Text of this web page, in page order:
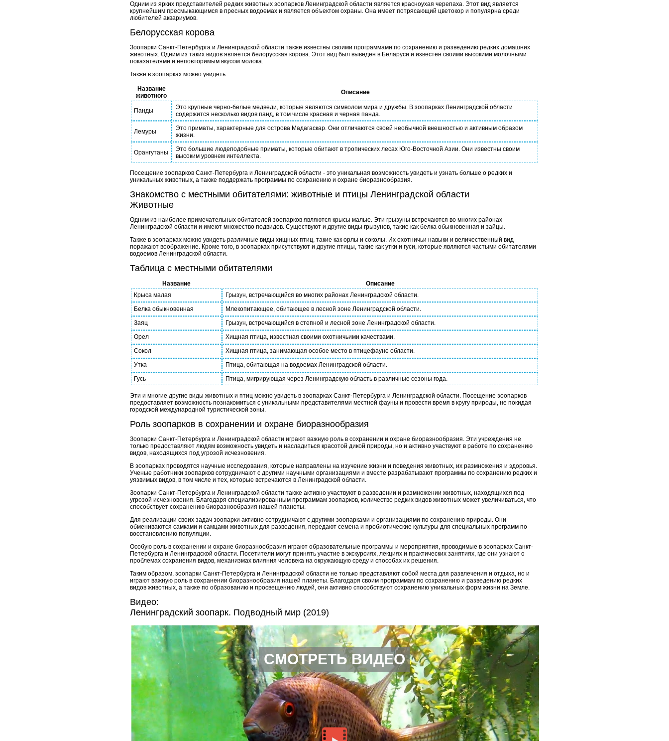
Одним из ярких представителей редких животных зоопарков Ленинградской области является красноухая черепаха. Этот вид является
крупнейшим пресмыкающимся в пресных водоемах и является объектом охраны. Она имеет потрясающий цветокор и популярна среди
любителей аквариумов.
Белорусская корова
Зоопарки Санкт-Петербурга и Ленинградской области также известны своими программами по сохранению и разведению редких домашних
животных. Одним из таких видов является белорусская корова. Этот вид был выведен в Беларуси и известен своими высокими молочными
показателями и неповторимым вкусом молока.
Также в зоопарках можно увидеть:
Название
животного
Описание
Панды
Это крупные черно-белые медведи, которые являются символом мира и дружбы. В зоопарках Ленинградской области
содержится несколько видов панд, в том числе красная и черная панда.
Лемуры
Это приматы, характерные для острова Мадагаскар. Они отличаются своей необычной внешностью и активным образом
жизни.
Орангутаны
Это большие людеподобные приматы, которые обитают в тропических лесах Юго-Восточной Азии. Они известны своим
высоким уровнем интеллекта.
Посещение зоопарков Санкт-Петербурга и Ленинградской области - это уникальная возможность увидеть и узнать больше о редких и
уникальных животных, а также поддержать программы по сохранению и охране биоразнообразия.
Знакомство с местными обитателями: животные и птицы Ленинградской области
Животные
Одним из наиболее примечательных обитателей зоопарков являются крысы малые. Эти грызуны встречаются во многих районах
Ленинградской области и имеют множество подвидов. Существуют и другие виды грызунов, такие как белка обыкновенная и зайцы.
Также в зоопарках можно увидеть различные виды хищных птиц, такие как орлы и соколы. Их охотничьи навыки и величественный вид
поражают воображение. Кроме того, в зоопарках присутствуют и другие птицы, такие как утки и гуси, которые являются частыми обитателями
водоемов Ленинградской области.
Таблица с местными обитателями
Название
Описание
Крыса малая
Грызун, встречающийся во многих районах Ленинградской области.
Белка обыкновенная
Млекопитающее, обитающее в лесной зоне Ленинградской области.
Заяц
Грызун, встречающийся в степной и лесной зоне Ленинградской области.
Орел
Хищная птица, известная своими охотничьими качествами.
Сокол
Хищная птица, занимающая особое место в птицефауне области.
Утка
Птица, обитающая на водоемах Ленинградской области.
Гусь
Птица, мигрирующая через Ленинградскую область в различные сезоны года.
Эти и многие другие виды животных и птиц можно увидеть в зоопарках Санкт-Петербурга и Ленинградской области. Посещение зоопарков
предоставляет возможность познакомиться с уникальными представителями местной фауны и провести время в кругу природы, не покидая
городской международной туристической зоны.
Роль зоопарков в сохранении и охране биоразнообразия
Зоопарки Санкт-Петербурга и Ленинградской области играют важную роль в сохранении и охране биоразнообразия. Эти учреждения не
только предоставляют людям возможность увидеть и насладиться красотой дикой природы, но и активно участвуют в работе по сохранению
видов, находящихся под угрозой исчезновения.
В зоопарках проводятся научные исследования, которые направлены на изучение жизни и поведения животных, их размножения и здоровья.
Ученые работники зоопарков сотрудничают с другими научными организациями и вместе разрабатывают программы по сохранению редких и
уязвимых видов, в том числе и тех, которые встречаются в Ленинградской области.
Зоопарки Санкт-Петербурга и Ленинградской области также активно участвуют в разведении и размножении животных, находящихся под
угрозой исчезновения. Благодаря специализированным программам зоопарков, количество редких видов животных может увеличиваться, что
способствует сохранению биоразнообразия нашей планеты.
Для реализации своих задач зоопарки активно сотрудничают с другими зоопарками и организациями по сохранению природы. Они
обмениваются самками и самцами животных для разведения, передают семена и пробиотические культуры для специальных программ по
восстановлению популяции.
Особую роль в сохранении и охране биоразнообразия играют образовательные программы и мероприятия, проводимые в зоопарках Санкт-
Петербурга и Ленинградской области. Посетители могут принять участие в экскурсиях, лекциях и практических занятиях, где они узнают о
проблемах сохранения видов, механизмах влияния человека на окружающую среду и способах их решения.
Таким образом, зоопарки Санкт-Петербурга и Ленинградской области не только представляют собой места для развлечения и отдыха, но и
играют важную роль в сохранении биоразнообразия нашей планеты. Благодаря своим программам по сохранению и разведению редких
видов животных, а также по образованию и просвещению людей, они активно способствуют сохранению уникальных форм жизни на Земле.
Видео:
Ленинградский зоопарк. Подводный мир (2019)
СМОТРЕТЬ ВИДЕО